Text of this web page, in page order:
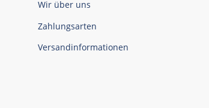
Wir über uns
Zahlungsarten
Versandinformationen